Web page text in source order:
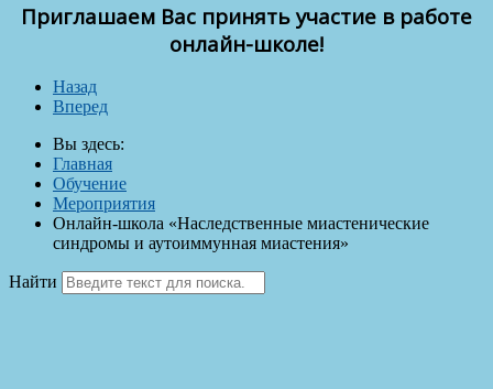
Приглашаем Вас принять участие в работе
онлайн-школе!
Назад
Вперед
Вы здесь:
Главная
Обучение
Мероприятия
Онлайн-школа «Наследственные миастенические
синдромы и аутоиммунная миастения»
Найти